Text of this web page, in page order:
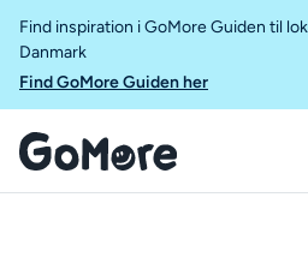
Find inspiration i GoMore Guiden til
Danmark
Find GoMore Guiden her